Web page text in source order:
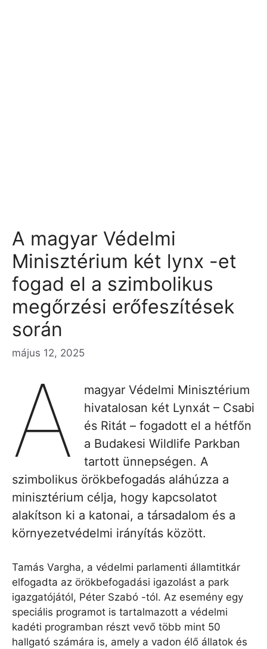
A magyar Védelmi
Minisztérium két lynx -et
fogad el a szimbolikus
megőrzési erőfeszítések
során
május 12, 2025
A
magyar Védelmi Minisztérium
hivatalosan két Lynxát – Csabi
és Ritát – fogadott el a hétfőn
a Budakesi Wildlife Parkban
tartott ünnepségen. A
szimbolikus örökbefogadás aláhúzza a
minisztérium célja, hogy kapcsolatot
alakítson ki a katonai, a társadalom és a
környezetvédelmi irányítás között.
Tamás Vargha, a védelmi parlamenti államtitkár
elfogadta az örökbefogadási igazolást a park
igazgatójától, Péter Szabó -tól. Az esemény egy
speciális programot is tartalmazott a védelmi
kadéti programban részt vevő több mint 50
hallgató számára is, amely a vadon élő állatok és